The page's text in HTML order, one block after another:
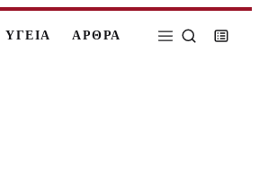
ΥΓΕΙΑ ΑΡΘΡΑ